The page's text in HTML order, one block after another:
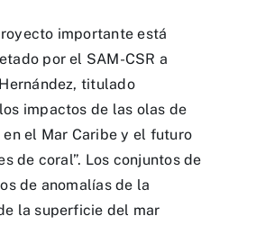
importante está
por el SAM-CSR a
titulado
impactos de las olas de
el Mar Caribe y el futuro
de coral”. Los conjuntos de
de anomalías de la
la superficie del mar